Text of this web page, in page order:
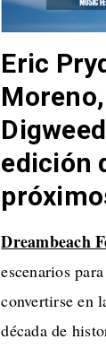
Eric
edición
Dreambeach
escenarios
convertirse en
década de